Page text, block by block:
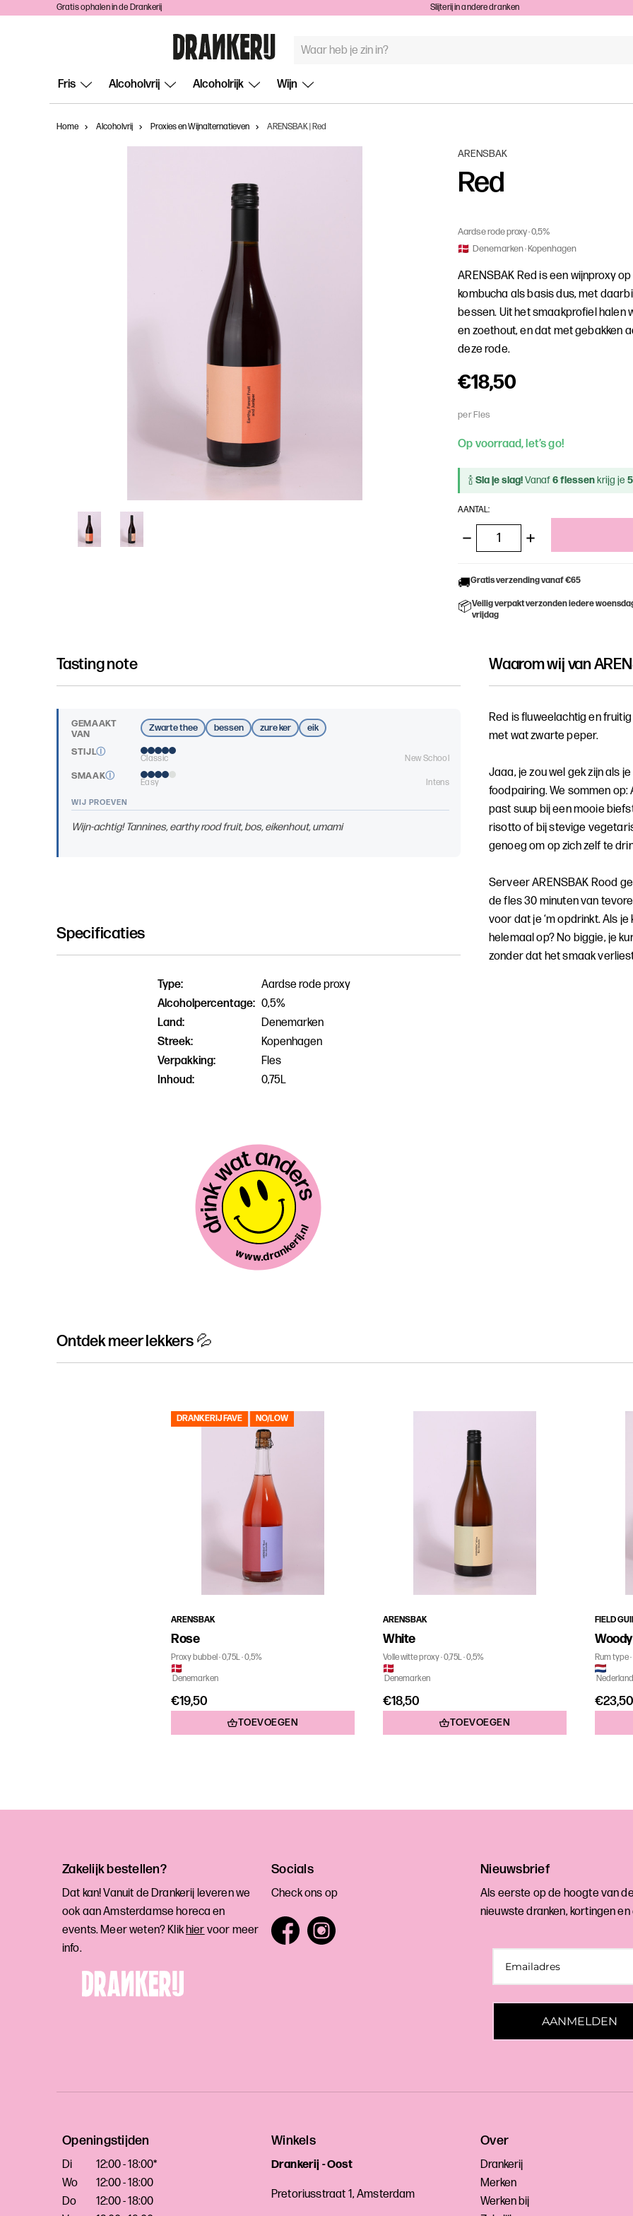
Gratis ophalen in de Drankerij Slijterij in andere dranken
Fris Alcoholvrij Alcoholrijk Wijn
TREFWOORD
Home Alcoholvrij Proxies en Wijnalternatieven ARENSBAK | Red
ARENSBAK
Red
Aardse rode proxy 0,5%
Denemarken Kopenhagen
ARENSBAK Red is een wijnproxy
kombucha als basis dus, met
bessen. Uit het smaakprofiel halen
en zoethout, en dat met gebakken
deze rode.
€18,50
per Fles
Op voorraad, let’s go!
🍾Sla je slag!Vanaf6 flessenkrijg je
AANTAL:
HOEVEELHEID
VERLAGEN
UNDEFINED
HOEVEELHEID
VERHOGEN
UNDEFINED
🚚Gratis verzending vanaf €65
📦Veilig verpakt verzonden iedere
vrijdag
Tasting note
GEMAAKT
VAN
Zwarte thee bessen zure ker eik
STIJLⒾ
Classic New School
SMAAKⒾ
Easy Intens
WIJ PROEVEN
Wijn-achtig! Tannines, earthy rood fruit, bos, eikenhout, umami
Waarom wij van
Red is fluweelachtig en
met wat zwarte peper.
Jaaa, je zou wel gek zijn als
foodpairing. We sommen op:
past suup bij een mooie
risotto of bij stevige
genoeg om op zich zelf te
Serveer ARENSBAK Rood
de fles 30 minuten van
voor dat je ‘m opdrinkt. Als
helemaal op? No biggie, je
zonder dat het smaak
Specificaties
Type:
Aardse rode proxy
Alcoholpercentage: 0,5%
Land:
Denemarken
Streek:
Kopenhagen
Verpakking:
Fles
Inhoud:
0,75L
Ontdek meer lekkers 💦
DRANKERIJ FAVE NO/LOW
ARENSBAK
Rose
Proxy bubbel 0,75L 0,5%
Denemarken
€19,50
TOEVOEGEN
ARENSBAK
White
Volle witte proxy 0,75L 0,5%
Denemarken
€18,50
TOEVOEGEN
FIELD
Rum type
Nederland
€23,50
Zakelijk bestellen?
Dat kan! Vanuit de Drankerij leveren we
ook aan Amsterdamse horeca en
events. Meer weten? Klikhier voor meer
info.
Socials
Check ons op
Nieuwsbrief
Als eerste op de hoogte van
nieuwste dranken, kortingen
AANMELDEN
Openingstijden
Di
12:00 - 18:00*
Wo
12:00 - 18:00
Do
12:00 - 18:00
Winkels
Drankerij - Oost
Pretoriusstraat 1, Amsterdam
Over
Drankerij
Merken
Werken bij